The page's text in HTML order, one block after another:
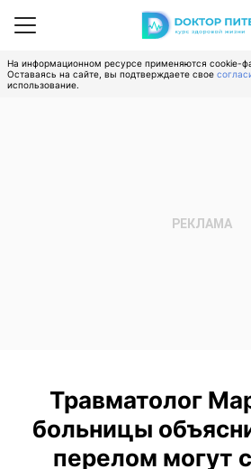
На информационном ресурсе применяются cookie-
Оставаясь на сайте, вы подтверждаете свое
использование.
Травматолог
больницы
перелом могут